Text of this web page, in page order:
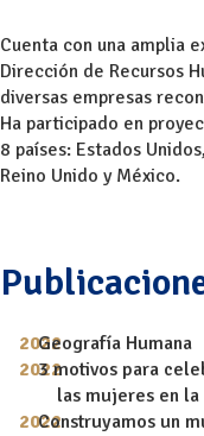
Cuenta con una amplia
Dirección de Recursos
diversas empresas
Ha participado en
8 países: Estados
Reino Unido y México.
Geografía Humana
3 motivos para
las mujeres en
Construyamos un